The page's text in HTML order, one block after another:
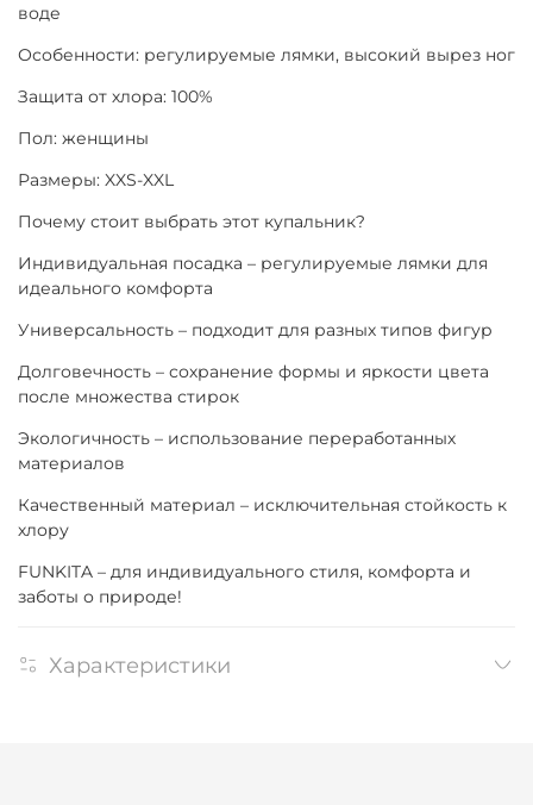
воде
Особенности: регулируемые лямки, высокий вырез ног
Защита от хлора: 100%
Пол: женщины
Размеры: XXS-XXL
Почему стоит выбрать этот купальник?
Индивидуальная посадка – регулируемые лямки для
идеального комфорта
Универсальность – подходит для разных типов фигур
Долговечность – сохранение формы и яркости цвета
после множества стирок
Экологичность – использование переработанных
материалов
Качественный материал – исключительная стойкость к
хлору
FUNKITA – для индивидуального стиля, комфорта и
заботы о природе!
Характеристики